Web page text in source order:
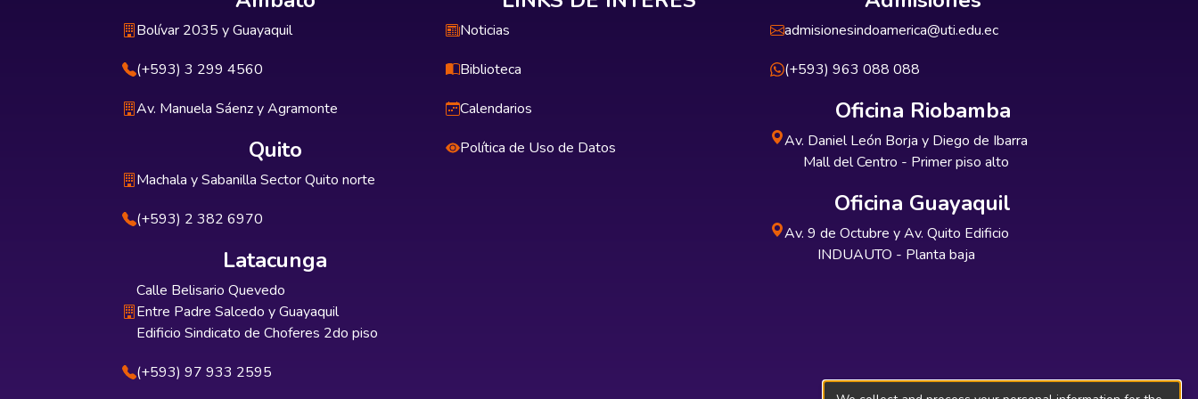
Bolívar 2035 y Guayaquil
(+593) 3 299 4560
Av. Manuela Sáenz y Agramonte
Quito
Machala y Sabanilla Sector Quito norte
(+593) 2 382 6970
Latacunga
Calle Belisario Quevedo
Entre Padre Salcedo y Guayaquil
Edificio Sindicato de Choferes 2do piso
(+593) 97 933 2595
Noticias
Biblioteca
Calendarios
Política de Uso de Datos
admisionesindoamerica@uti.edu.ec
(+593) 963 088 088
Oficina Riobamba
Av. Daniel León Borja y Diego de Ibarra
Mall del Centro - Primer piso alto
Oficina Guayaquil
Av. 9 de Octubre y Av. Quito Edificio
INDUAUTO - Planta baja